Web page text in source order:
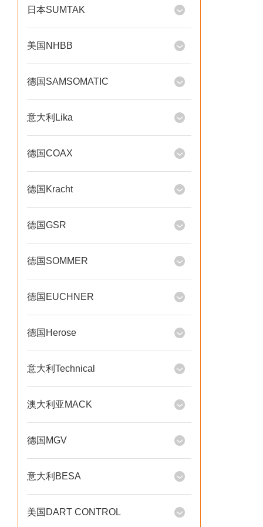
日本SUMTAK
美国NHBB
德国SAMSOMATIC
意大利Lika
德国COAX
德国Kracht
德国GSR
德国SOMMER
德国EUCHNER
德国Herose
意大利Technical
澳大利亚MACK
德国MGV
意大利BESA
美国DART CONTROL